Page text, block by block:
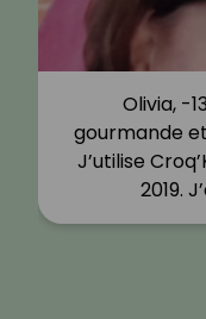
Olivia, -
gourmande
J’utilise
2019.